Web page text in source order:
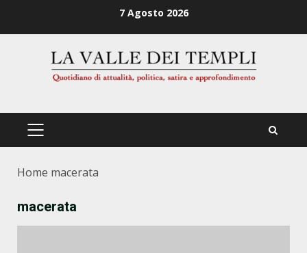
7 Agosto 2026
PRIMÄRES
Home macerata
macerata